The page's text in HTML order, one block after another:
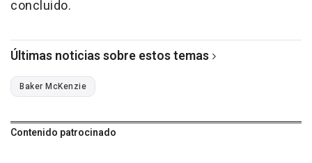
concluido.
Últimas noticias sobre estos temas
Baker McKenzie
Contenido patrocinado